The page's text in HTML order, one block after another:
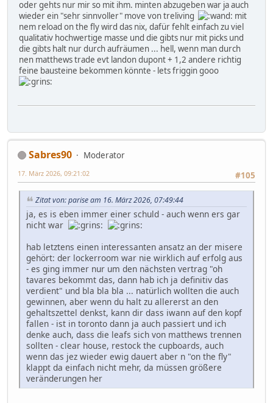
oder gehts nur mir so mit ihm. minten abzugeben war ja auch
wieder ein "sehr sinnvoller" move von treliving
mit
nem reload on the fly wird das nix, dafür fehlt einfach zu viel
qualitativ hochwertige masse und die gibts nur mit picks und
die gibts halt nur durch aufräumen ... hell, wenn man durch
nen matthews trade evt landon dupont + 1,2 andere richtig
feine bausteine bekommen könnte - lets friggin gooo
Sabres90
Moderator
#105
17. März 2026, 09:21:02
Zitat von: parise am 16. März 2026, 07:49:44
ja, es is eben immer einer schuld - auch wenn ers gar
nicht war
hab letztens einen interessanten ansatz an der misere
gehört: der lockerroom war nie wirklich auf erfolg aus
- es ging immer nur um den nächsten vertrag "oh
tavares bekommt das, dann hab ich ja definitiv das
verdient" und bla bla bla ... natürlich wollten die auch
gewinnen, aber wenn du halt zu allererst an den
gehaltszettel denkst, kann dir dass iwann auf den kopf
fallen - ist in toronto dann ja auch passiert und ich
denke auch, dass die leafs sich von matthews trennen
sollten - clear house, restock the cupboards, auch
wenn das jez wieder ewig dauert aber n "on the fly"
klappt da einfach nicht mehr, da müssen größere
veränderungen her